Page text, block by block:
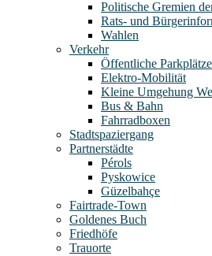
Politische Gremien
Rats- und
Wahlen
Verkehr
Öffentliche Parkplätze
Elektro-Mobilität
Kleine Umgehung
Bus & Bahn
Fahrradboxen
Stadtspaziergang
Partnerstädte
Pérols
Pyskowice
Güzelbahçe
Fairtrade-Town
Goldenes Buch
Friedhöfe
Trauorte